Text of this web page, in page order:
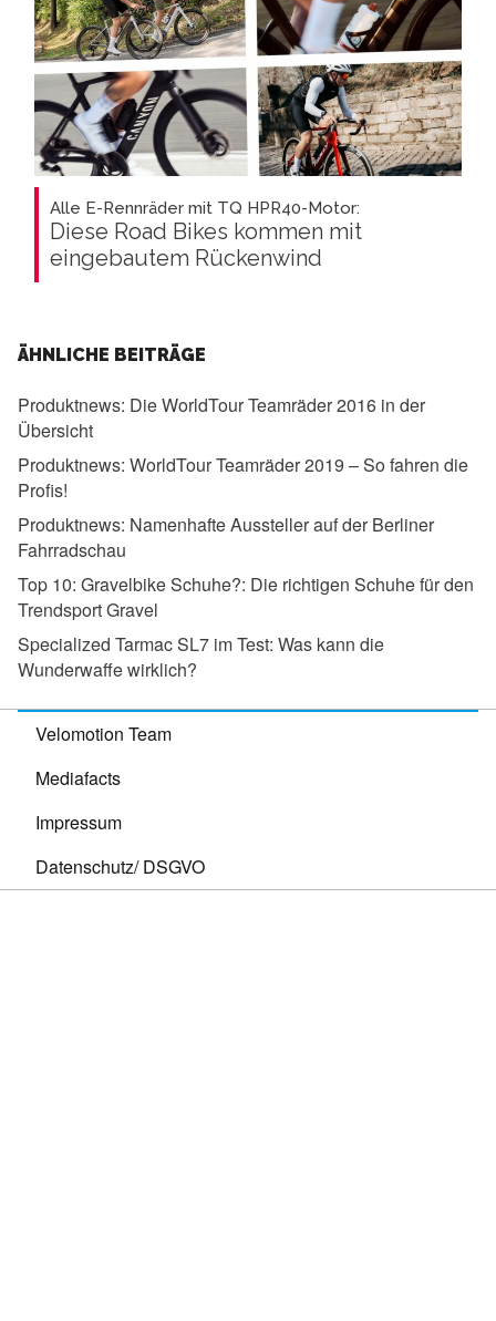
Alle E-Rennräder mit TQ HPR40-Motor:
Diese Road Bikes kommen mit
eingebautem Rückenwind
ÄHNLICHE BEITRÄGE
Produktnews: Die WorldTour Teamräder 2016 in der
Übersicht
Produktnews: WorldTour Teamräder 2019 – So fahren die
Profis!
Produktnews: Namenhafte Aussteller auf der Berliner
Fahrradschau
Top 10: Gravelbike Schuhe?: Die richtigen Schuhe für den
Trendsport Gravel
Specialized Tarmac SL7 im Test: Was kann die
Wunderwaffe wirklich?
Velomotion Team
Mediafacts
Impressum
Datenschutz/ DSGVO